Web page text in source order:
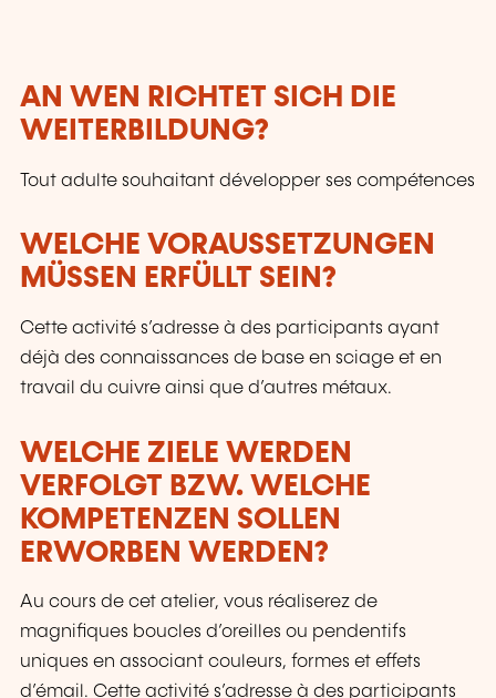
AN WEN RICHTET SICH DIE
WEITERBILDUNG?
Tout adulte souhaitant développer ses compétences
WELCHE VORAUSSETZUNGEN
MÜSSEN ERFÜLLT SEIN?
Cette activité s’adresse à des participants ayant
déjà des connaissances de base en sciage et en
travail du cuivre ainsi que d’autres métaux.
WELCHE ZIELE WERDEN
VERFOLGT BZW. WELCHE
KOMPETENZEN SOLLEN
ERWORBEN WERDEN?
Au cours de cet atelier, vous réaliserez de
magnifiques boucles d’oreilles ou pendentifs
uniques en associant couleurs, formes et effets
d’émail. Cette activité s’adresse à des participants